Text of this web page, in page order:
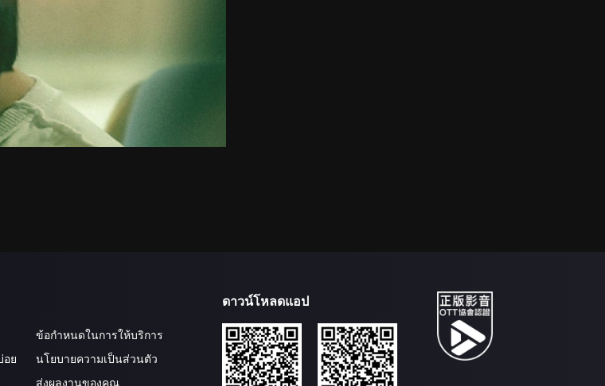
อย
ข้อกำหนดในการให้บริการ
นโยบายความเป็นส่วนตัว
ส่งผลงานของคุณ
ดาวน์โหลดแอป